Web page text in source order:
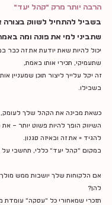
הרבה יותר מרק "קהל יעד"
בשביל להתחיל לשווק בצורה
שתביני למי את פונה ומה באמת
יכול להיות שאת יודעת את זה כבר
שתעמיקי, תכירי אותו באמת,
זה יקל עלייך ליצור תוכן שמעניין
בשבילו.
כשאת מבינה את הקהל שלך
השיווק הופך להיות פשוט יותר –
להגיד = את זה ובאיזה סגנון.
במקום "קהל יעד" כללי, תחשבי על
אם הלקוחות שלך יושבות ממש מולך
להן?
תזכרי שמאחורי כל ״עסקה״ עומדת